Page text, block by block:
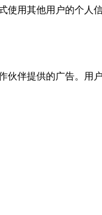
用其他用户的个人
伴提供的广告。用